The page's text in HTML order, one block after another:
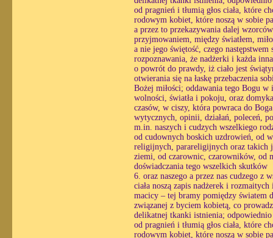
od pragnień i tłumią głos ciała, które
rodowym kobiet, które noszą w sobie
a przez to przekazywania dalej
przyjmowaniem, między światłem,
a nie jego świętość, czego
rozpoznawania, że nadżerki i każda
o powrót do prawdy, iż ciało jest
otwierania się na łaskę przebaczenia
Bożej miłości; oddawania tego Bogu
wolności, światła i pokoju, oraz
czasów, w ciszy, która powraca do
wytycznych, opinii, działań, poleceń,
m.in. naszych i cudzych wszelkiego
od cudownych boskich uzdrowień, od
religijnych, parareligijnych oraz takich
ziemi, od czarownic, czarowników, od
doświadczania tego wszelkich skutków
6. oraz naszego a przez nas cudzego
ciała noszą zapis nadżerek i
macicy – tej bramy pomiędzy światem
związanej z byciem kobietą, co
delikatnej tkanki istnienia;
od pragnień i tłumią głos ciała, które
rodowym kobiet, które noszą w sobie